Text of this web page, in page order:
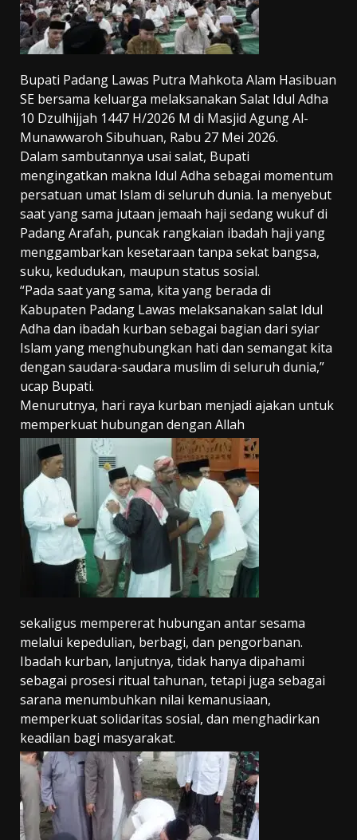
Bupati Padang Lawas Putra Mahkota Alam Hasibuan
SE bersama keluarga melaksanakan Salat Idul Adha
10 Dzulhijjah 1447 H/2026 M di Masjid Agung Al-
Munawwaroh Sibuhuan, Rabu 27 Mei 2026.
Dalam sambutannya usai salat, Bupati
mengingatkan makna Idul Adha sebagai momentum
persatuan umat Islam di seluruh dunia. Ia menyebut
saat yang sama jutaan jemaah haji sedang wukuf di
Padang Arafah, puncak rangkaian ibadah haji yang
menggambarkan kesetaraan tanpa sekat bangsa,
suku, kedudukan, maupun status sosial.
“Pada saat yang sama, kita yang berada di
Kabupaten Padang Lawas melaksanakan salat Idul
Adha dan ibadah kurban sebagai bagian dari syiar
Islam yang menghubungkan hati dan semangat kita
dengan saudara-saudara muslim di seluruh dunia,”
ucap Bupati.
Menurutnya, hari raya kurban menjadi ajakan untuk
memperkuat hubungan dengan Allah
sekaligus mempererat hubungan antar sesama
melalui kepedulian, berbagi, dan pengorbanan.
Ibadah kurban, lanjutnya, tidak hanya dipahami
sebagai prosesi ritual tahunan, tetapi juga sebagai
sarana menumbuhkan nilai kemanusiaan,
memperkuat solidaritas sosial, dan menghadirkan
keadilan bagi masyarakat.